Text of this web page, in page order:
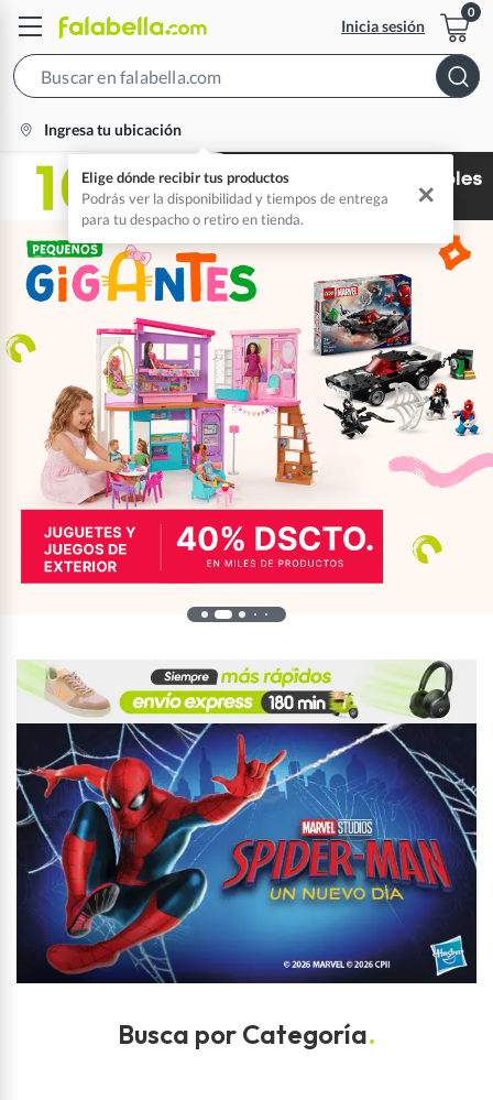
Inicia sesión
location-
Ingresa tu ubicación
Elige dónde recibir tus productos
Podrás ver la disponibilidad y tiempos de entrega
para tu despacho o retiro en tienda.
✕
Busca por Categoría.